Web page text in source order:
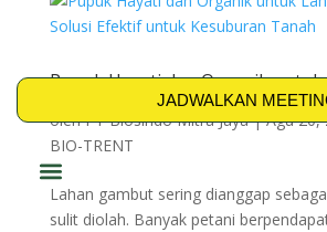
JADWALKAN
Pupuk Hayati dan Organik untuk
Gambut: Solusi Efektif untuk
olehPT Biosindo Mitra Jaya|Agu 20,
BIO-TRENT
Lahan gambut sering dianggap
sulit diolah. Banyak petani